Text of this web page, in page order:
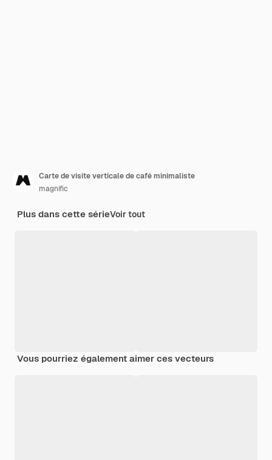
Carte de visite verticale de café minimaliste
magnific
Plus dans cette sérieVoir tout
Vous pourriez également aimer ces vecteurs